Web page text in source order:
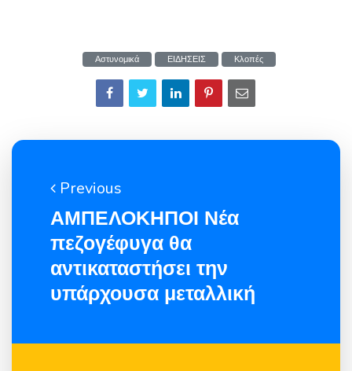
Αστυνομικά ΕΙΔΗΣΕΙΣ Κλοπές
Previous
ΑΜΠΕΛΟΚΗΠΟΙ Νέα
πεζογέφυγα θα
αντικαταστήσει την
υπάρχουσα μεταλλική